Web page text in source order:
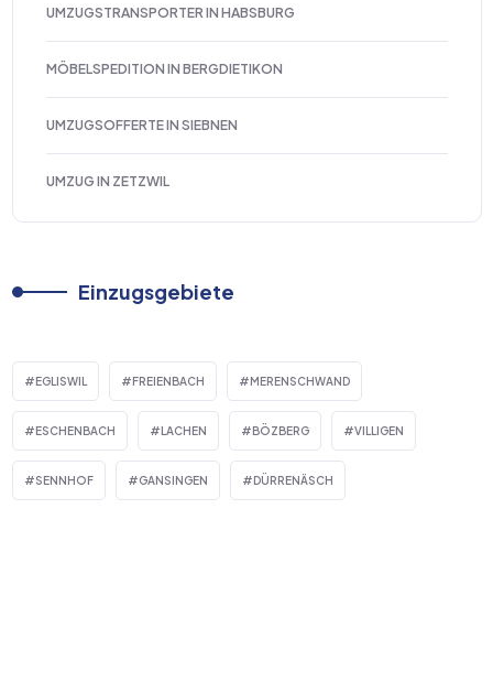
UMZUGSTRANSPORTER IN HABSBURG
MÖBELSPEDITION IN BERGDIETIKON
UMZUGSOFFERTE IN SIEBNEN
UMZUG IN ZETZWIL
Einzugsgebiete
EGLISWIL FREIENBACH MERENSCHWAND
ESCHENBACH LACHEN BÖZBERG VILLIGEN
SENNHOF GANSINGEN DÜRRENÄSCH